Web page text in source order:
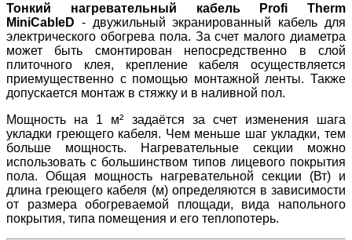
Тонкий нагревательный кабель Profi Therm
MiniCableD - двужильный экранированный кабель для
электрического обогрева пола. За счет малого диаметра
может быть смонтирован непосредственно в слой
плиточного клея, крепление кабеля осуществляется
приемущественно с помощью монтажной ленты. Также
допускается монтаж в стяжку и в наливной пол.
Мощность на 1 м² задаётся за счет изменения шага
укладки греющего кабеля. Чем меньше шаг укладки, тем
больше мощность. Нагревательные секции можно
использовать с большинством типов лицевого покрытия
пола. Общая мощность нагревательной секции (Вт) и
длина греющего кабеля (м) определяются в зависимости
от размера обогреваемой площади, вида напольного
покрытия, типа помещения и его теплопотерь.